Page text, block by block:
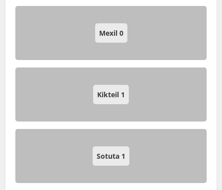
Mexil 0
Kikteil 1
Sotuta 1